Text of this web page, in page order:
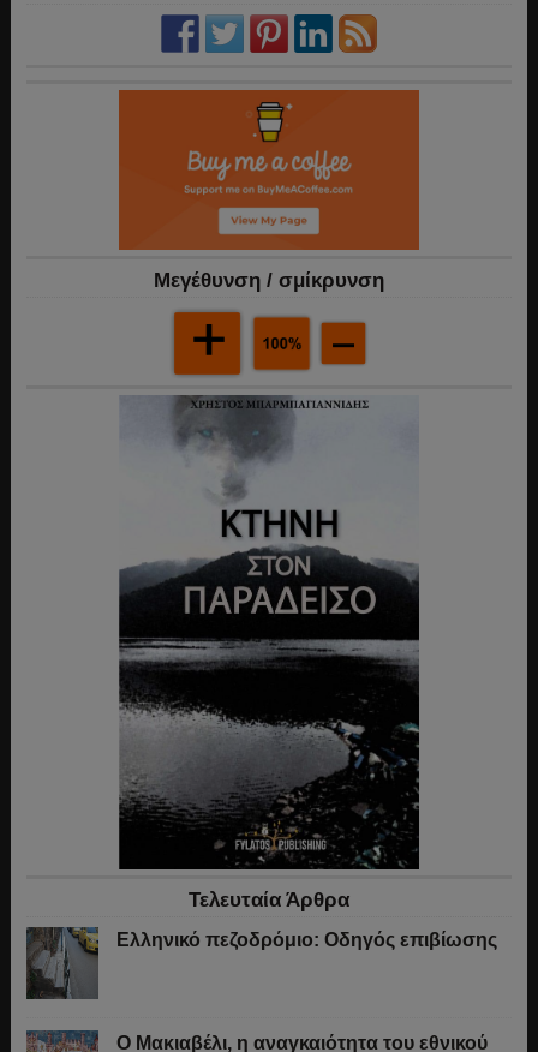
Mεγέθυνση / σμίκρυνση
Τελευταία Άρθρα
Ελληνικό πεζοδρόμιο: Οδηγός επιβίωσης
Ο Μακιαβέλι, η αναγκαιότητα του εθνικού